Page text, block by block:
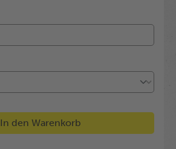
In den Warenkorb